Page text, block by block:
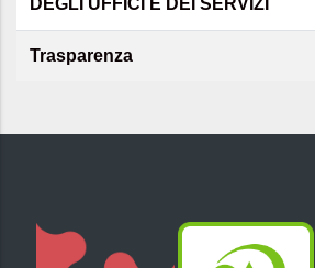
Trasparenza